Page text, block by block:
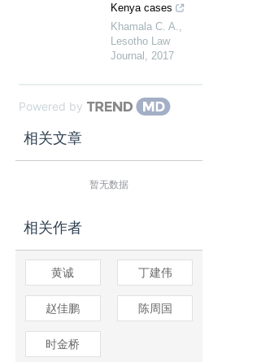
Kenya cases
Khamala C. A.,
Lesotho Law
Journal , 2017
Powered by
相关文章
暂无数据
相关作者
黄诚 丁建伟
赵佳鹏 陈周国
时金桥